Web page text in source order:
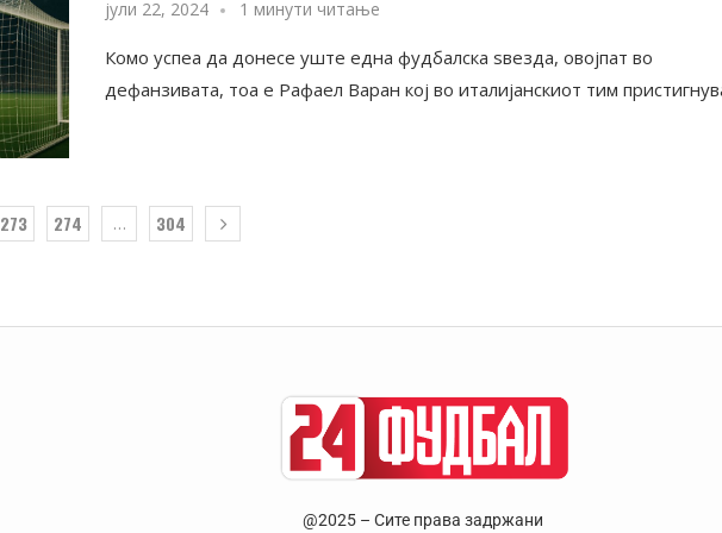
јули 22, 2024 1 минути читање
Комо успеа да донесе уште една фудбалска ѕвезда, овојпат во
дефанзивата, тоа е Рафаел Варан кој во италијанскиот тим
273 274 … 304
@2025 – Сите права задржани